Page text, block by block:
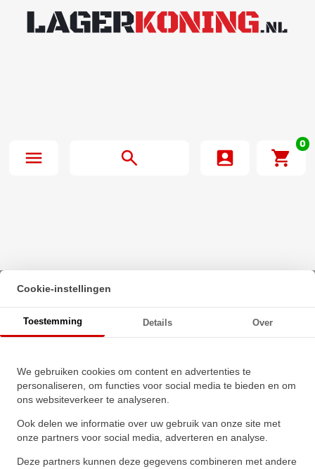
0
Beginpagina·
NTN Kogellager 6901 LLB C3 5K (12x24x6mm)
Cookie-instellingen
Toestemming Details Over
We gebruiken cookies om content en advertenties te
personaliseren, om functies voor social media te bieden en om
ons websiteverkeer te analyseren.
Ook delen we informatie over uw gebruik van onze site met
onze partners voor social media, adverteren en analyse.
Deze partners kunnen deze gegevens combineren met andere
NTN Kogellager 6901 LLB C3 5K
(12x24x6mm)
★★★★★
★★★★★
Schrijf een review!